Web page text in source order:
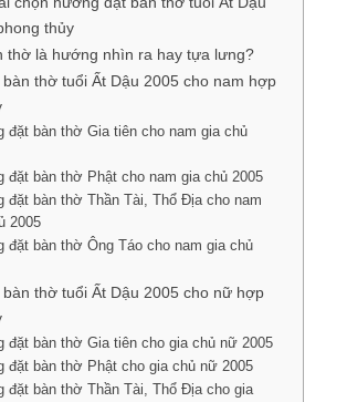
thủy
thờ là hướng nhìn ra hay tựa lưng?
thờ tuổi Ất Dậu 2005 cho nam hợp
đặt bàn thờ Gia tiên cho nam gia chủ
đặt bàn thờ Phật cho nam gia chủ 2005
đặt bàn thờ Thần Tài, Thổ Địa cho nam
2005
đặt bàn thờ Ông Táo cho nam gia chủ
thờ tuổi Ất Dậu 2005 cho nữ hợp
đặt bàn thờ Gia tiên cho gia chủ nữ 2005
đặt bàn thờ Phật cho gia chủ nữ 2005
đặt bàn thờ Thần Tài, Thổ Địa cho gia